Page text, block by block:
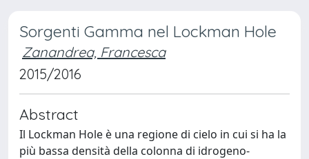
Sorgenti Gamma nel Lockman Hole
Zanandrea, Francesca
2015/2016
Abstract
Il Lockman Hole è una regione di cielo in cui si ha la
più bassa densità della colonna di idrogeno-